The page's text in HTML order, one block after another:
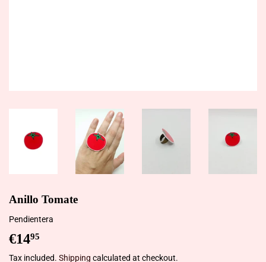
Anillo Tomate
Pendientera
€1495
Tax included. Shipping calculated at checkout.